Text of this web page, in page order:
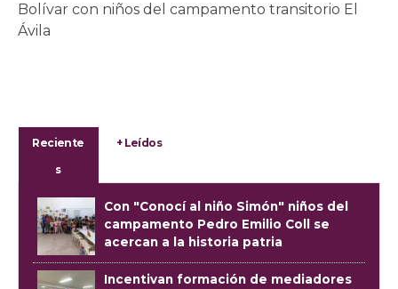
Bolívar con niños del campamento transitorio El
Ávila
Reciente
s
+ Leídos
Con "Conocí al niño Simón" niños del
campamento Pedro Emilio Coll se
acercan a la historia patria
Incentivan formación de mediadores